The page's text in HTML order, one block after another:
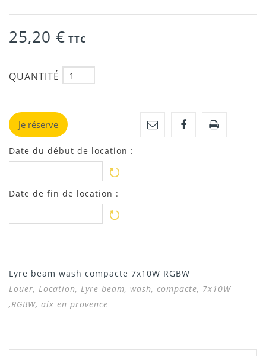
25,20 € TTC
QUANTITÉ
Je réserve
Date du début de location :
Date de fin de location :
Lyre beam wash compacte 7x10W RGBW
Louer, Location, Lyre beam, wash, compacte, 7x10W
,RGBW, aix en provence